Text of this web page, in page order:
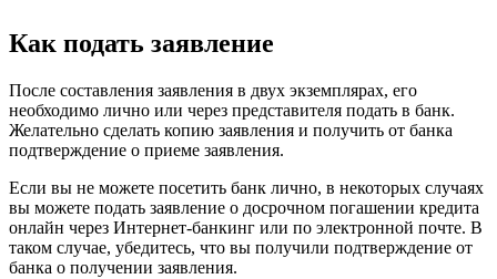
Как подать заявление
После составления заявления в двух экземплярах, его
необходимо лично или через представителя подать в банк.
Желательно сделать копию заявления и получить от банка
подтверждение о приеме заявления.
Если вы не можете посетить банк лично, в некоторых случаях
вы можете подать заявление о досрочном погашении кредита
онлайн через Интернет-банкинг или по электронной почте. В
таком случае, убедитесь, что вы получили подтверждение от
банка о получении заявления.